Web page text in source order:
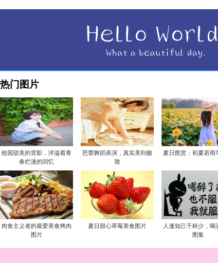
热门图片
校园甜美的背影，洋溢着青
春烂漫的回忆
芭蕾舞蹈表演，真实美到极
致
夏日图赏：初夏若雨
肉食主义者的最爱美食烤肉
图片
夏日甜心草莓美食图片
人逢知己千杯少，喝
图集